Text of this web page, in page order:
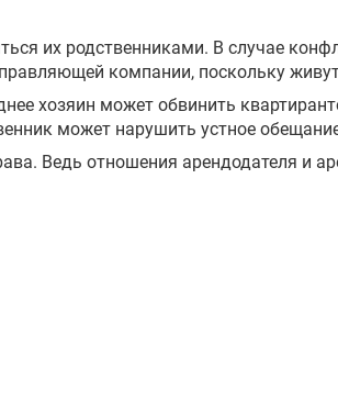
их родственниками. В случае
компании, поскольку
хозяин может обвинить
может нарушить устное
Ведь отношения арендодателя и